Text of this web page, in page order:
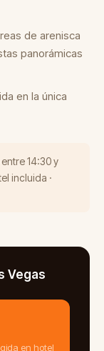
de arenisca
panorámicas
en la única
14:30 y
incluida ·
Vegas
en hotel